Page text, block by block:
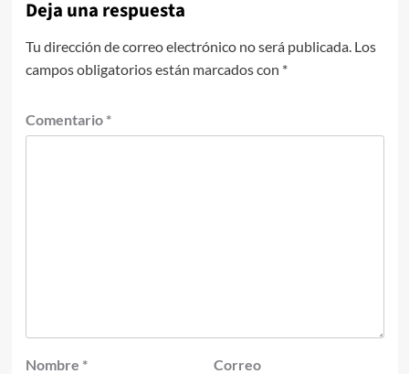
Deja una respuesta
Tu dirección de correo electrónico no será publicada. Los
campos obligatorios están marcados con *
Comentario *
Nombre *
Correo